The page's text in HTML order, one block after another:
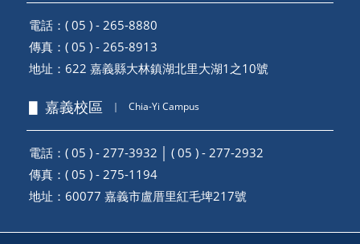
電話：( 05 ) - 265-8880
傳真：( 05 ) - 265-8913
地址： 622 嘉義縣大林鎮湖北里大湖1之10號
▋ 嘉義校區 ｜ Chia-Yi Campus
電話：( 05 ) - 277-3932 │ ( 05 ) - 277-2932
傳真：( 05 ) - 275-1194
地址： 60077 嘉義市盧厝里紅毛埤217號